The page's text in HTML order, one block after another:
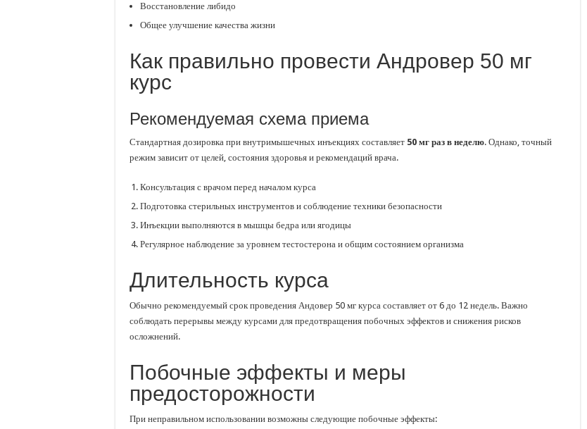
Восстановление либидо
Общее улучшение качества жизни
Как правильно провести Андровер 50 мг
курс
Рекомендуемая схема приема
Стандартная дозировка при внутримышечных инъекциях составляет 50 мг раз в неделю. Однако, точный
режим зависит от целей, состояния здоровья и рекомендаций врача.
Консультация с врачом перед началом курса
Подготовка стерильных инструментов и соблюдение техники безопасности
Инъекции выполняются в мышцы бедра или ягодицы
Регулярное наблюдение за уровнем тестостерона и общим состоянием организма
Длительность курса
Обычно рекомендуемый срок проведения Андовер 50 мг курса составляет от 6 до 12 недель. Важно
соблюдать перерывы между курсами для предотвращения побочных эффектов и снижения рисков
осложнений.
Побочные эффекты и меры
предосторожности
При неправильном использовании возможны следующие побочные эффекты: